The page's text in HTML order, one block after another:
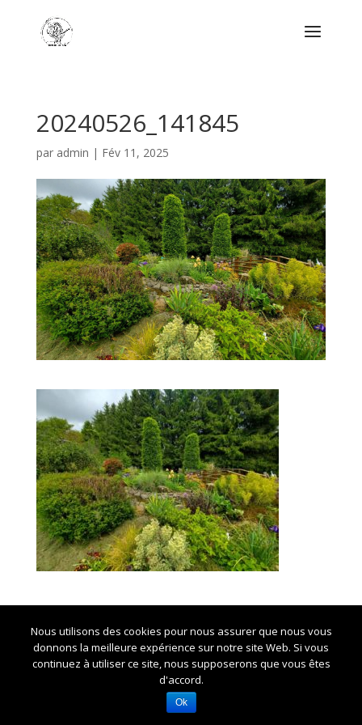
20240526_141845
par admin | Fév 11, 2025
Crédits Marie-Noelle CHAUZY -Mentions légales et
RGPD
Nous utilisons des cookies pour nous assurer que nous vous
donnons la meilleure expérience sur notre site Web. Si vous
continuez à utiliser ce site, nous supposerons que vous êtes
d'accord.
Ok